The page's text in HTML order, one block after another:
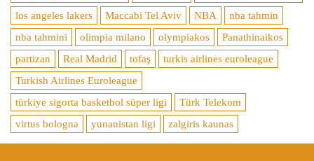
los angeles lakers
Maccabi Tel Aviv NBA
nba tahmin
nba tahmini
olimpia milano olympiakos
Panathinaikos
partizan
Real Madrid tofaş
turkis airlines euroleague
Turkish Airlines Euroleague
türkiye sigorta basketbol süper ligi
Türk Telekom
virtus bologna
yunanistan ligi zalgiris kaunas